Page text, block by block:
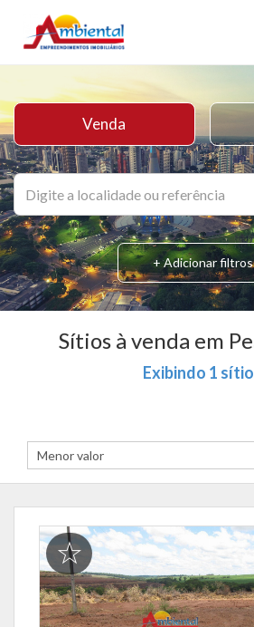
Venda
+ Adicionar filtros
Sítios à venda em
Exibindo 1